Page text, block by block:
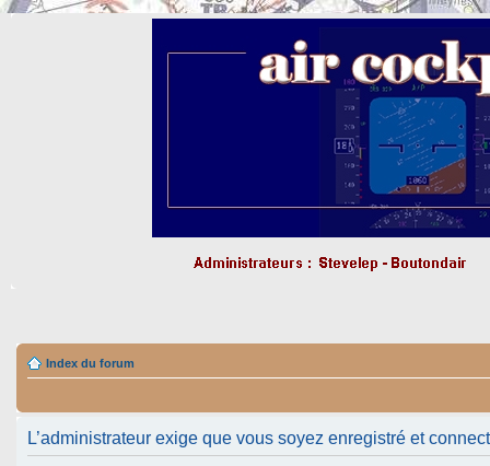
Index du forum
L’administrateur exige que vous soyez enregistré et